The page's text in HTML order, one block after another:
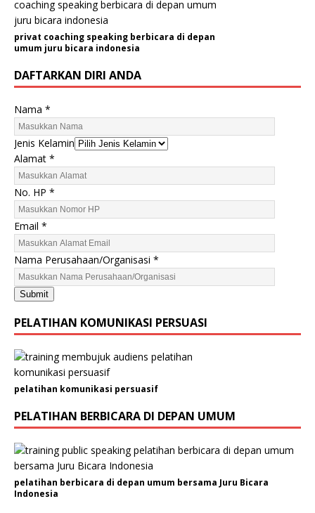
privat coaching speaking berbicara di depan
umum juru bicara indonesia
DAFTARKAN DIRI ANDA
Nama *
Jenis Kelamin
Alamat *
No. HP *
Email *
K
e
l
a
m
i
n
J
n
i
s
E
m
i
Nama Perusahaan/Organisasi *
Submit
PELATIHAN KOMUNIKASI PERSUASI
pelatihan komunikasi persuasif
PELATIHAN BERBICARA DI DEPAN UMUM
pelatihan berbicara di depan umum bersama Juru Bicara
Indonesia